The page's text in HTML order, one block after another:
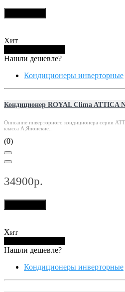
Хит
Нашли дешевле?
Кондиционеры инверторные
Кондиционер ROYAL Clima ATTICA
Описание инверторного кондиционера серии
класса А;Японские..
(0)
34900р.
Хит
Нашли дешевле?
Кондиционеры инверторные